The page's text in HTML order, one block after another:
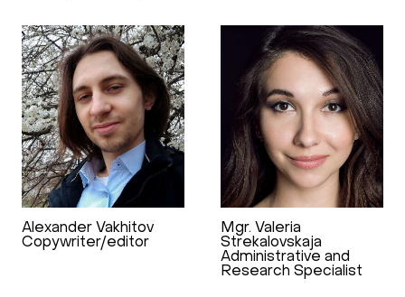
Alexander Vakhitov
Copywriter/editor
Mgr. Valeria
Strekalovskaja
Administrative and
Research Specialist